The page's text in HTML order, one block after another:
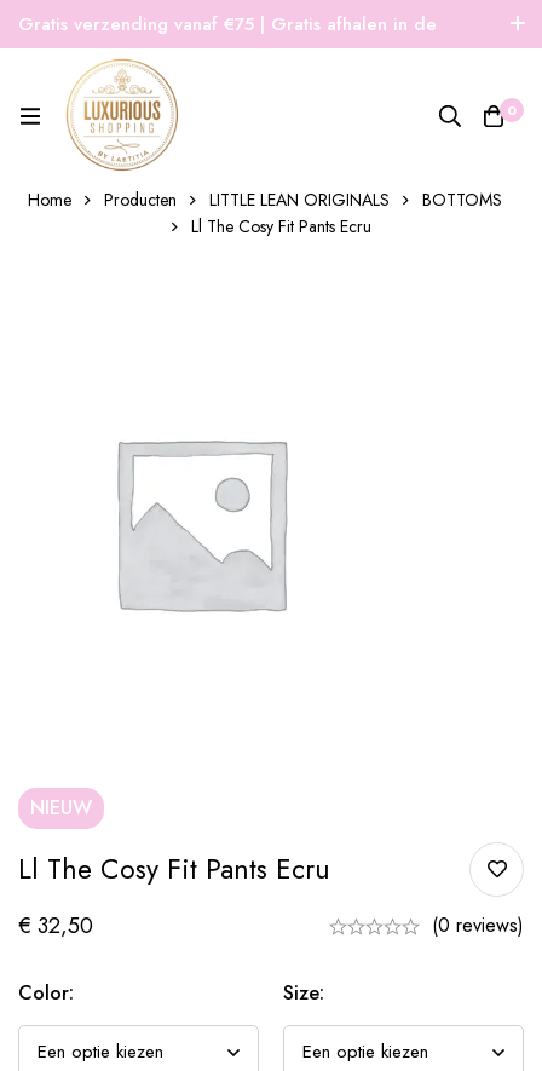
Gratis verzending vanaf €75 | Gratis afhalen in de
winkel | Snelle verzending
0
Home Producten LITTLE LEAN ORIGINALS
BOTTOMS
Ll The Cosy Fit Pants Ecru
NIEUW
Ll The Cosy Fit Pants Ecru
€ 32,50 (0 reviews)
Color: Size: